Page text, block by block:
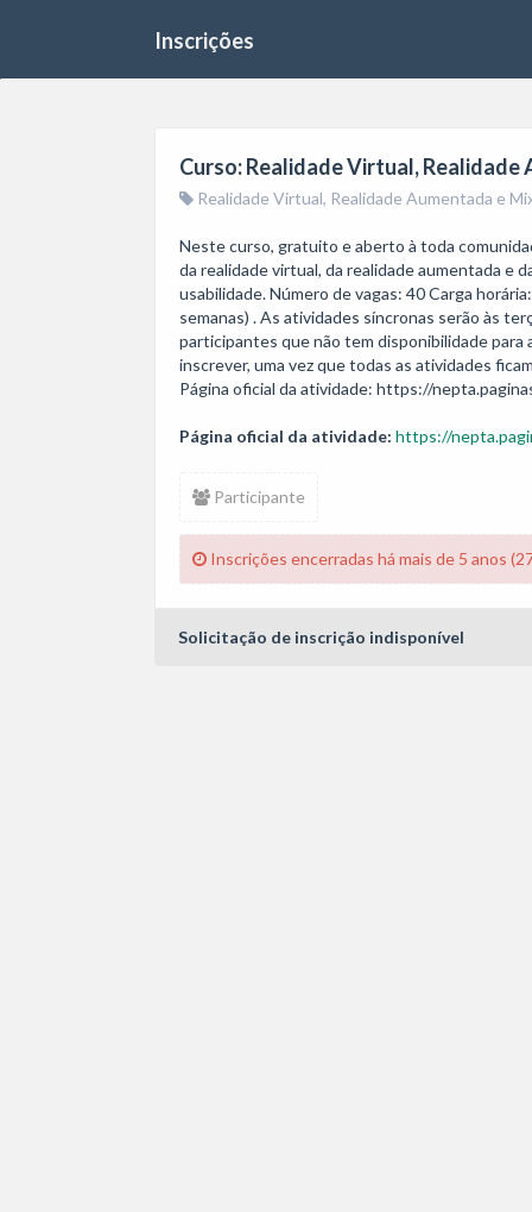
Inscrições
Curso: Realidade Virtual, Realidade
Realidade Virtual, Realidade Aumentada e
Neste curso, gratuito e aberto à toda
da realidade virtual, da realidade aumentada e
usabilidade. Número de vagas: 40 Carga
semanas) . As atividades síncronas serão às
participantes que não tem disponibilidade
inscrever, uma vez que todas as atividades
Página oficial da atividade: https://
Página oficial da atividade: https://
Participante
Inscrições encerradas há mais de 5 anos
Solicitação de inscrição indisponível